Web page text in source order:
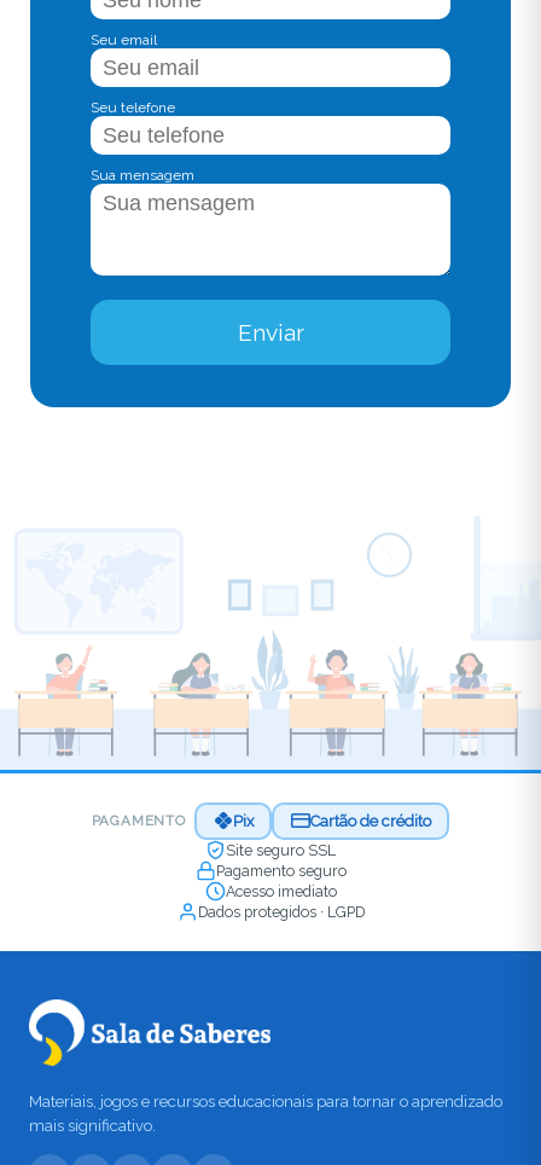
Seu email
Seu telefone
Sua mensagem
Enviar
PAGAMENTO Pix
Cartão de crédito
Site seguro SSL
Pagamento seguro
Acesso imediato
Dados protegidos · LGPD
Materiais, jogos e recursos educacionais para tornar o aprendizado
mais significativo.